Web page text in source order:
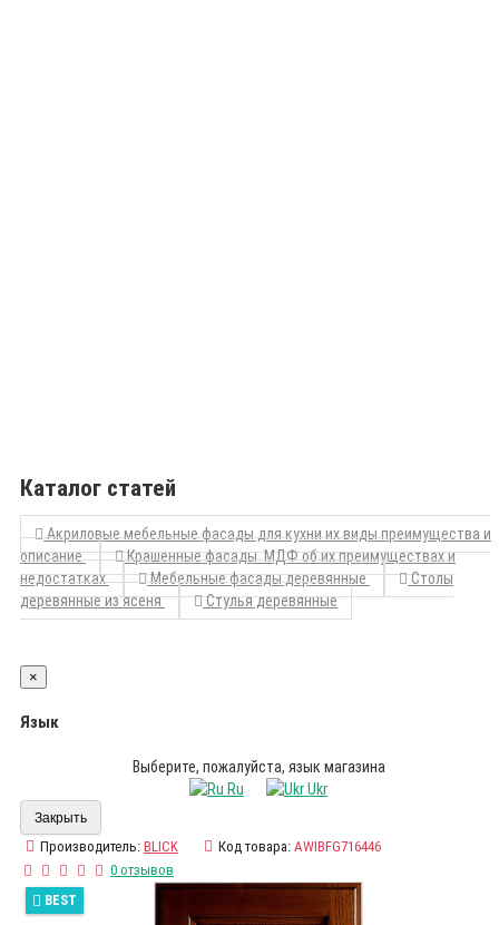
Каталог статей
Акриловые мебельные фасады для кухни их виды преимущества и
описание
Крашенные фасады МДФ об их преимуществах и
недостатках
Мебельные фасады деревянные
Столы
деревянные из ясеня
Стулья деревянные
×
Язык
Выберите, пожалуйста, язык магазина
Ru
Ukr
Закрыть
Производитель: BLICK Код товара: AWIBFG716446
0 отзывов
BEST